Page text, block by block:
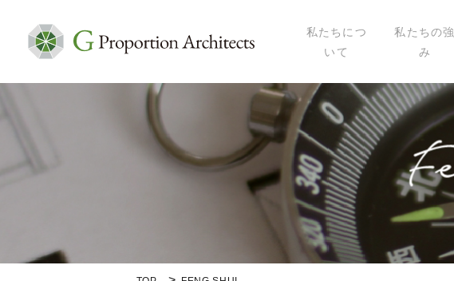
私たちにつ
いて
私たちについて
代表プロフィール
セミナー・講演
メディア掲載
会社概要
私たちの強
み